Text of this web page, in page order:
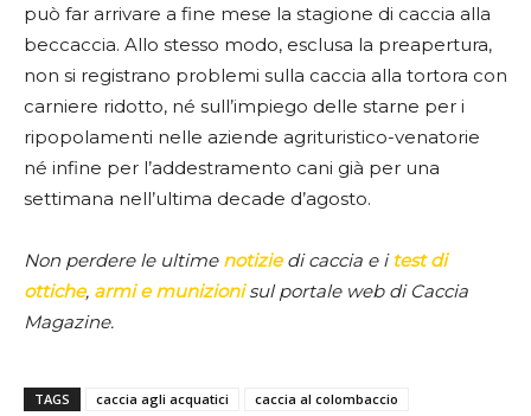
può far arrivare a fine mese la stagione di caccia alla
beccaccia. Allo stesso modo, esclusa la preapertura,
non si registrano problemi sulla caccia alla tortora con
carniere ridotto, né sull’impiego delle starne per i
ripopolamenti nelle aziende agrituristico-venatorie
né infine per l’addestramento cani già per una
settimana nell’ultima decade d’agosto.
Non perdere le ultime notiziedi caccia e i test di
ottiche, armi e munizionisul portale web di Caccia
Magazine.
TAGS caccia agli acquatici
caccia al colombaccio